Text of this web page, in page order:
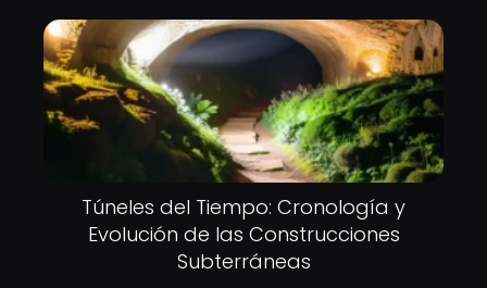
Túneles del Tiempo: Cronología y
Evolución de las Construcciones
Subterráneas